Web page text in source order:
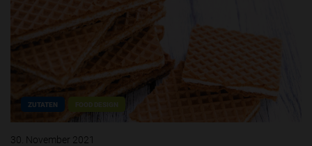
ZUTATEN FOOD DESIGN
30. November 2021